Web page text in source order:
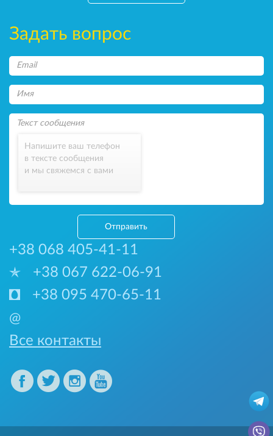
Задать вопрос
Напишите ваш телефон
в тексте сообщения
и мы свяжемся с вами
Отправить
+38 068 405-41-11
+38 067 622-06-91
+38 095 470-65-11
@
Все контакты